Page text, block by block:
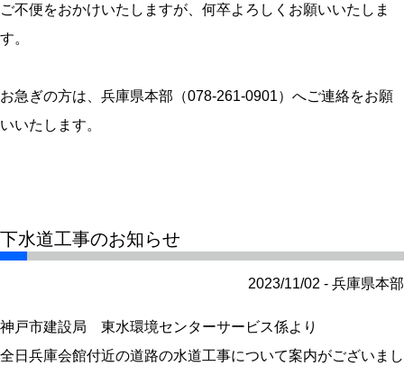
ご不便をおかけいたしますが、何卒よろしくお願いいたしま
す。
お急ぎの方は、兵庫県本部（078-261-0901）へご連絡をお願
いいたします。
下水道工事のお知らせ
2023/11/02 - 兵庫県本部
神戸市建設局 東水環境センターサービス係より
全日兵庫会館付近の道路の水道工事について案内がございまし